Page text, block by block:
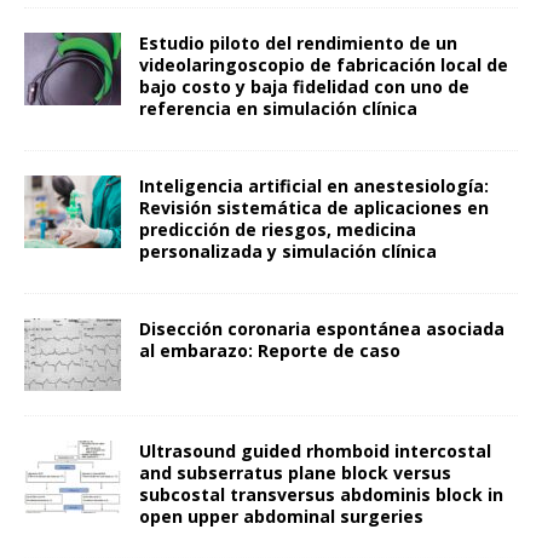
Estudio piloto del rendimiento de un
videolaringoscopio de fabricación local de
bajo costo y baja fidelidad con uno de
referencia en simulación clínica
Inteligencia artificial en anestesiología:
Revisión sistemática de aplicaciones en
predicción de riesgos, medicina
personalizada y simulación clínica
Disección coronaria espontánea asociada
al embarazo: Reporte de caso
Ultrasound guided rhomboid intercostal
and subserratus plane block versus
subcostal transversus abdominis block in
open upper abdominal surgeries